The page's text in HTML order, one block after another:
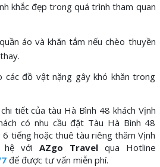
khắc đẹp trong quá trình tham quan
áo và khăn tắm nếu chèo thuyền
các đồ vật nặng gây khó khăn trong
tiết của tàu Hà Bình 48 khách Vịnh
có nhu cầu đặt Tàu Hà Bình 48
6 tiếng hoặc thuê tàu riêng thăm Vịnh
hệ với AZgo Travelqua Hotline
để được tư vấn miễn phí.